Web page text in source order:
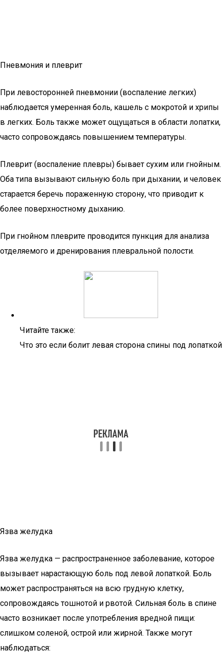
Пневмония и плеврит
При левосторонней пневмонии (воспаление легких)
наблюдается умеренная боль, кашель с мокротой и хрипы
в легких. Боль также может ощущаться в области лопатки,
часто сопровождаясь повышением температуры.
Плеврит (воспаление плевры) бывает сухим или гнойным.
Оба типа вызывают сильную боль при дыхании, и человек
старается беречь пораженную сторону, что приводит к
более поверхностному дыханию.
При гнойном плеврите проводится пункция для анализа
отделяемого и дренирования плевральной полости.
Читайте также:
Что это если болит левая сторона спины под лопаткой
Язва желудка
Язва желудка — распространенное заболевание, которое
вызывает нарастающую боль под левой лопаткой. Боль
может распространяться на всю грудную клетку,
сопровождаясь тошнотой и рвотой. Сильная боль в спине
часто возникает после употребления вредной пищи:
слишком соленой, острой или жирной. Также могут
наблюдаться: